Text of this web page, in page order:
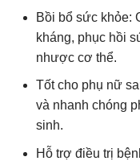
Bồi bổ sức khỏe:
kháng, phục hồi
nhược cơ thể.
Tốt cho phụ nữ
và nhanh chóng
sinh.
Hỗ trợ điều trị